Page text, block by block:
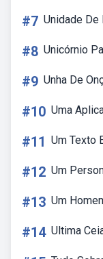
#7 Unidade
#8 Unicórnio
#9 Unha De
#10 Uma
#11 Um Texto
#12 Um
#13 Um
#14 Ultima